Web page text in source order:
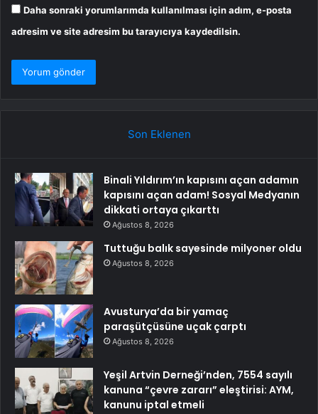
Daha sonraki yorumlarımda kullanılması için adım, e-posta
adresim ve site adresim bu tarayıcıya kaydedilsin.
Son Eklenen
Binali Yıldırım’ın kapısını açan adamın
kapısını açan adam! Sosyal Medyanın
dikkati ortaya çıkarttı
Ağustos 8, 2026
Tuttuğu balık sayesinde milyoner oldu
Ağustos 8, 2026
Avusturya’da bir yamaç
paraşütçüsüne uçak çarptı
Ağustos 8, 2026
Yeşil Artvin Derneği’nden, 7554 sayılı
kanuna “çevre zararı” eleştirisi: AYM,
kanunu iptal etmeli